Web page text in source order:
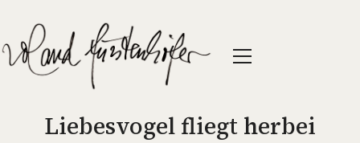
Liebesvogel fliegt herbei